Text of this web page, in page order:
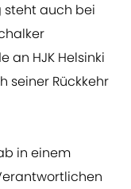
steht auch bei
an HJK Helsinki
seiner Rückkehr
in einem